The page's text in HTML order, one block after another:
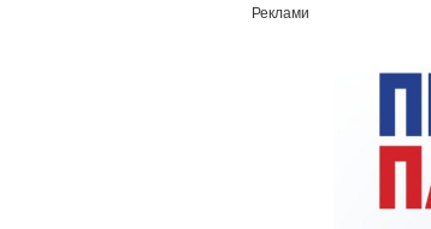
Реклами